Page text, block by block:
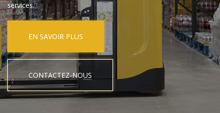
services.
EN SAVOIR PLUS
CONTACTEZ-NOUS